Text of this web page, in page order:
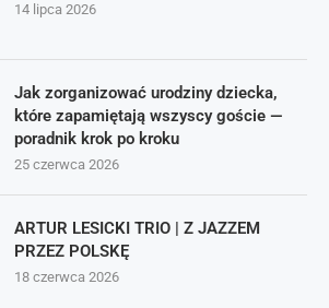
14 lipca 2026
Jak zorganizować urodziny dziecka,
które zapamiętają wszyscy goście —
poradnik krok po kroku
25 czerwca 2026
ARTUR LESICKI TRIO | Z JAZZEM
PRZEZ POLSKĘ
18 czerwca 2026